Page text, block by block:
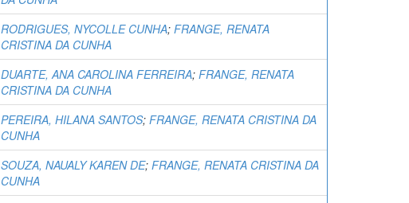
RODRIGUES, NYCOLLE CUNHA; FRANGE, RENATA
CRISTINA DA CUNHA
DUARTE, ANA CAROLINA FERREIRA; FRANGE, RENATA
CRISTINA DA CUNHA
PEREIRA, HILANA SANTOS; FRANGE, RENATA CRISTINA DA
CUNHA
SOUZA, NAUALY KAREN DE; FRANGE, RENATA CRISTINA DA
CUNHA